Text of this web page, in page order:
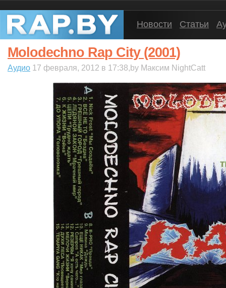
Новости Статьи
Molodechno Rap City (2001)
Аудио 17 февраля, 2012 в 17:38,by Максим NightCatt